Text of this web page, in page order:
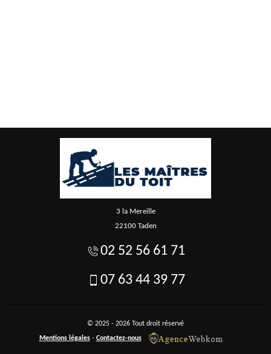
3 la Mereille
22100 Taden
02 52 56 61 71
07 63 44 39 77
© 2025 - 2026 Tout droit réservé
Mentions légales- Contactez-nous